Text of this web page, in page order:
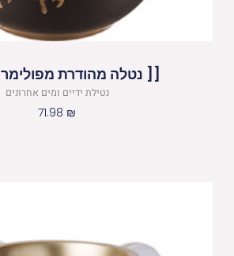
[[ נטלה מהודרת מפולימר 14 ס"מ
נטילת ידיים ומים אחרונים
71.98 ₪